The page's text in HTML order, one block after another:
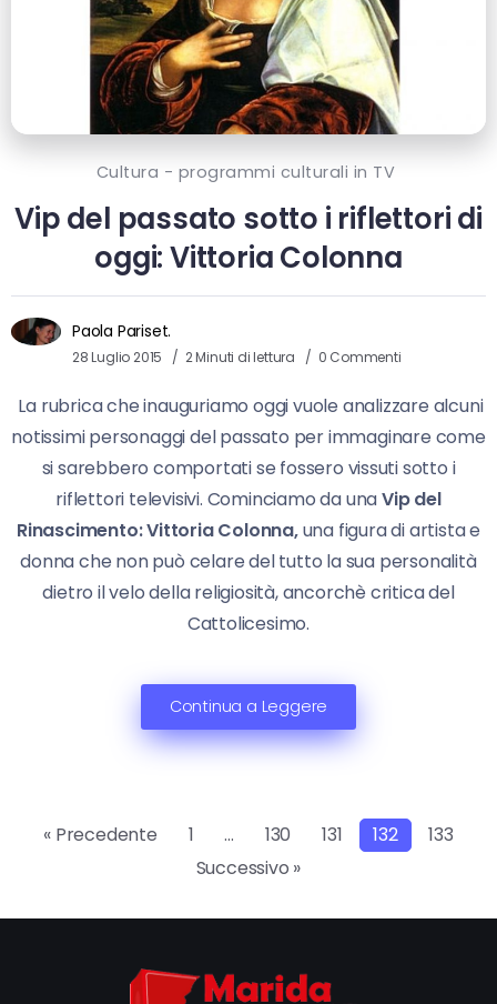
Cultura - programmi culturali in TV
Vip del passato sotto i riflettori di
oggi: Vittoria Colonna
Paola Pariset.
28 Luglio 2015 2 Minuti di lettura 0 Commenti
La rubrica che inauguriamo oggi vuole analizzare alcuni
notissimi personaggi del passato per immaginare come
si sarebbero comportati se fossero vissuti sotto i
riflettori televisivi. Cominciamo da unaVip del
Rinascimento: Vittoria Colonna,una figura di artista e
donna che non può celare del tutto la sua personalità
dietro il velo della religiosità, ancorchè critica del
Cattolicesimo.
Continua a Leggere
« Precedente 1 … 130 131 132
133
Successivo »